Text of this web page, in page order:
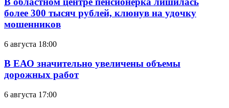
более 300 тысяч рублей, клюнув на удочку
мошенников
6 августа 18:00
В ЕАО значительно увеличены объемы
дорожных работ
6 августа 17:00